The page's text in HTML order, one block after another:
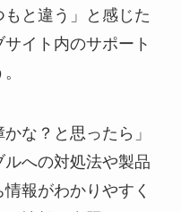
もと違う」と感じた
イト内のサポート
な？と思ったら」
への対処法や製品
報がわかりやすく